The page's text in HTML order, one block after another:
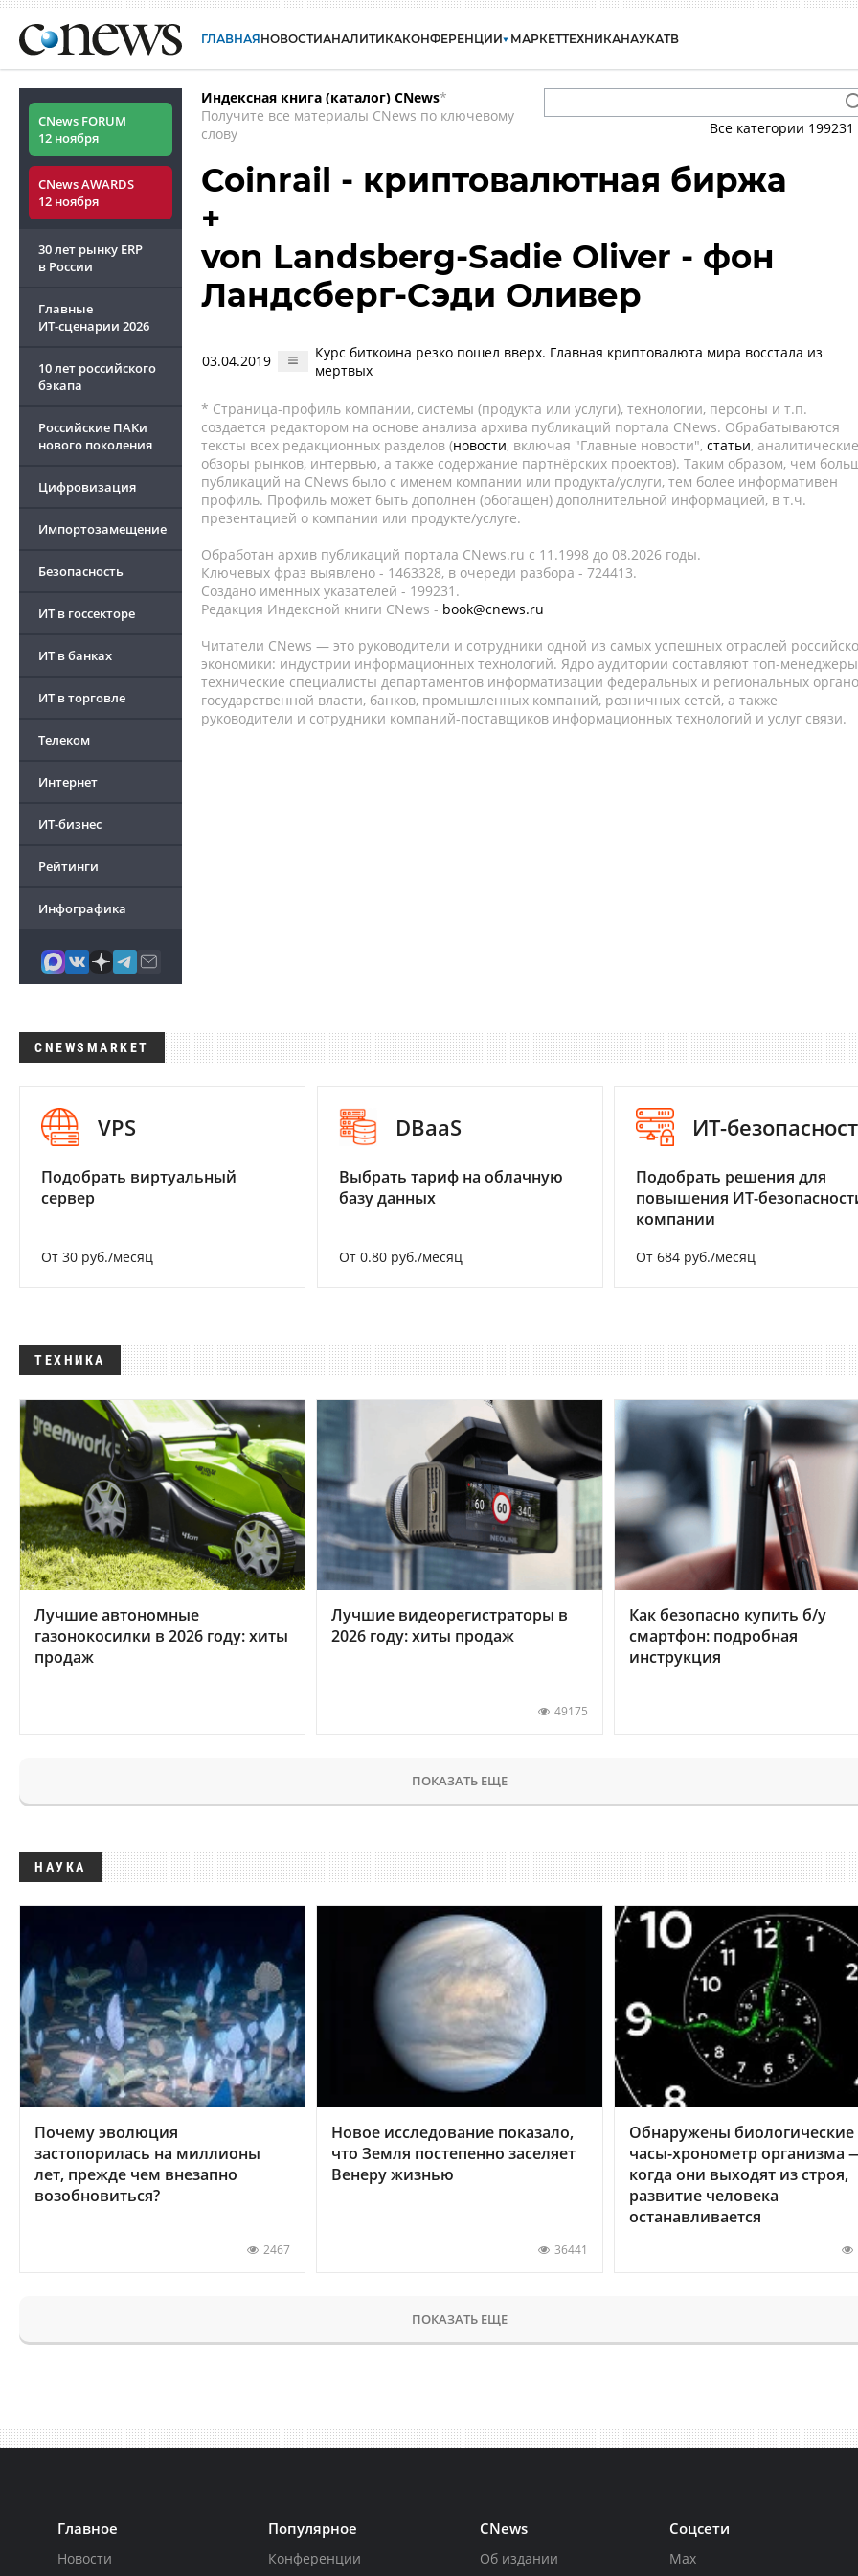
ГЛАВНАЯНОВОСТИАНАЛИТИКАКОНФЕРЕНЦИИ МАРКЕТТЕХНИКАНАУКАТВ
CNews FORUM
12 ноября
CNews AWARDS
12 ноября
30 лет рынку ERP
в России
Главные
ИТ-сценарии 2026
10 лет российского
бэкапа
Российские ПАКи
нового поколения
Цифровизация
Импортозамещение
Безопасность
ИТ в госсекторе
ИТ в банках
ИТ в торговле
Телеком
Интернет
ИТ-бизнес
Рейтинги
Инфографика
Индексная книга (каталог) CNews*
Получите все материалы CNews по ключевому
слову
Все категории 199231
Coinrail - криптовалютная биржа
+
von Landsberg-Sadie Oliver - фон
Ландсберг-Сэди Оливер
03.04.2019
Курс биткоина резко пошел вверх. Главная криптовалюта мира восстала из
мертвых
* Страница-профиль компании, системы (продукта или услуги), технологии, персоны и т.п.
создается редактором на основе анализа архива публикаций портала CNews. Обрабатываются
тексты всех редакционных разделов (новости, включая "Главные новости", статьи, аналитические
обзоры рынков, интервью, а также содержание партнёрских проектов). Таким образом, чем
публикаций на CNews было с именем компании или продукта/услуги, тем более информативен
профиль. Профиль может быть дополнен (обогащен) дополнительной информацией, в т.ч.
презентацией о компании или продукте/услуге.
Обработан архив публикаций портала CNews.ru c 11.1998 до 08.2026 годы.
Ключевых фраз выявлено - 1463328, в очереди разбора - 724413.
Создано именных указателей - 199231.
Редакция Индексной книги CNews - book@cnews.ru
Читатели CNews — это руководители и сотрудники одной из самых успешных отраслей
экономики: индустрии информационных технологий. Ядро аудитории составляют топ-
технические специалисты департаментов информатизации федеральных и региональных
государственной власти, банков, промышленных компаний, розничных сетей, а также
руководители и сотрудники компаний-поставщиков информационных технологий и услуг связи.
CNEWSMARKET
VPS
Подобрать виртуальный
сервер
От 30 руб./месяц
DBaaS
Выбрать тариф на облачную
базу данных
От 0.80 руб./месяц
ИТ-
Подобрать решения для
повышения ИТ-
компании
От 684 руб./месяц
ТЕХНИКА
Лучшие автономные
газонокосилки в 2026 году: хиты
продаж
Лучшие видеорегистраторы в
2026 году: хиты продаж
49175
Как безопасно купить б/у
смартфон: подробная
инструкция
ПОКАЗАТЬ ЕЩЕ
НАУКА
Почему эволюция
застопорилась на миллионы
лет, прежде чем внезапно
возобновиться?
2467
Новое исследование показало,
что Земля постепенно заселяет
Венеру жизнью
36441
Обнаружены биологические
часы-хронометр организма
когда они выходят из строя,
развитие человека
останавливается
ПОКАЗАТЬ ЕЩЕ
Главное
Новости
Популярное
Конференции
CNews
Об издании
Соцсети
Max